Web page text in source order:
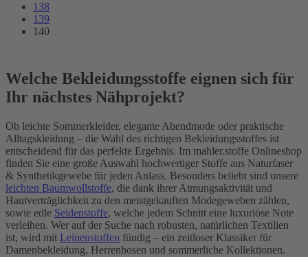
138
139
140
Welche Bekleidungsstoffe eignen sich für
Ihr nächstes Nähprojekt?
Ob leichte Sommerkleider, elegante Abendmode oder praktische
Alltagskleidung – die Wahl des richtigen Bekleidungsstoffes ist
entscheidend für das perfekte Ergebnis. Im mahler.stoffe Onlineshop
finden Sie eine große Auswahl hochwertiger Stoffe aus Naturfaser
& Synthetikgewebe für jeden Anlass. Besonders beliebt sind unsere
leichten Baumwollstoffe, die dank ihrer Atmungsaktivität und
Hautverträglichkeit zu den meistgekauften Modegeweben zählen,
sowie edle Seidenstoffe, welche jedem Schnitt eine luxuriöse Note
verleihen. Wer auf der Suche nach robusten, natürlichen Textilien
ist, wird mit Leinenstoffen fündig – ein zeitloser Klassiker für
Damenbekleidung, Herrenhosen und sommerliche Kollektionen.